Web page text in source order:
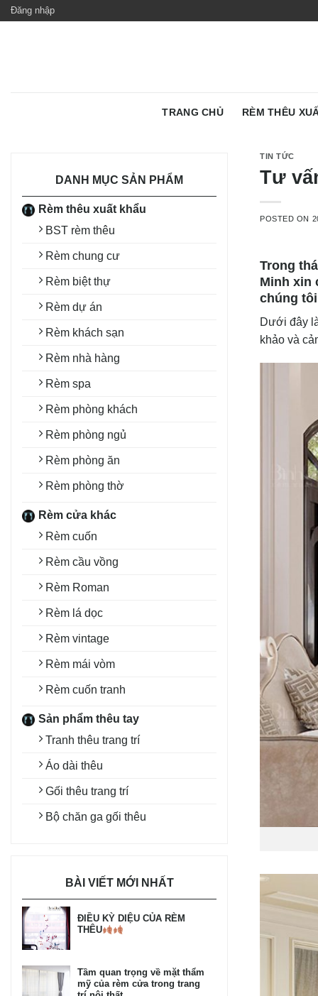
SkipĐăng nhập
TRANG CHỦ RÈM THÊU
DANH MỤC SẢN PHẨM
Rèm thêu xuất khẩu
BST rèm thêu
Rèm chung cư
Rèm biệt thự
Rèm dự án
Rèm khách sạn
Rèm nhà hàng
Rèm spa
Rèm phòng khách
Rèm phòng ngủ
Rèm phòng ăn
Rèm phòng thờ
Rèm cửa khác
Rèm cuốn
Rèm cầu vồng
Rèm Roman
Rèm lá dọc
Rèm vintage
Rèm mái vòm
Rèm cuốn tranh
Sản phẩm thêu tay
Tranh thêu trang trí
Áo dài thêu
Gối thêu trang trí
Bộ chăn ga gối thêu
BÀI VIẾT MỚI NHẤT
ĐIỀU KỲ DIỆU CỦA RÈM
THÊU
Tầm quan trọng về mặt thẩm
mỹ của rèm cửa trong trang
TIN TỨC
Tư
POSTED ON
Trong
Minh xin
chúng
Dưới đây
khảo và